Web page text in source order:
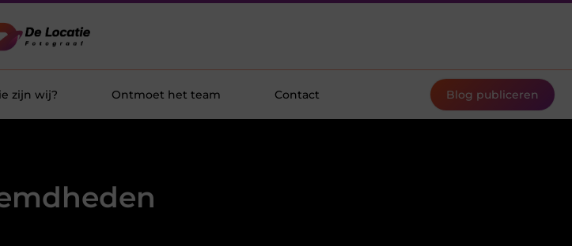
zijn wij? Ontmoet het team Contact Blog publiceren